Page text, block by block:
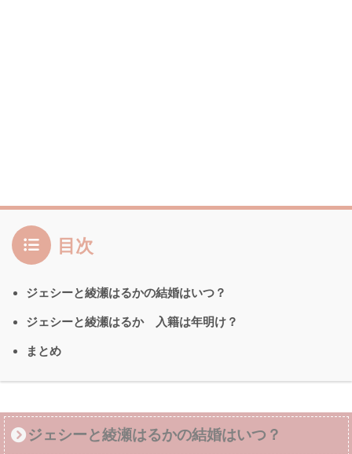
目次
ジェシーと綾瀬はるかの結婚はいつ？
ジェシーと綾瀬はるか 入籍は年明け？
まとめ
ジェシーと綾瀬はるかの結婚はいつ？